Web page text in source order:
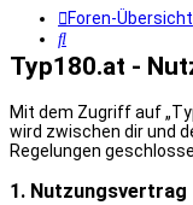
Foren-Übersicht
Suche
Typ180.at -
Mit dem Zugriff auf
wird zwischen dir und
Regelungen
1. Nutzungsvertrag